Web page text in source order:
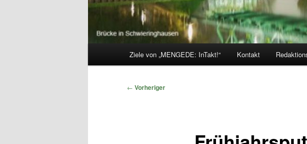
Ziele von „MENGEDE: InTakt!“ Kontakt
Beitragsnavigation
← Vorheriger